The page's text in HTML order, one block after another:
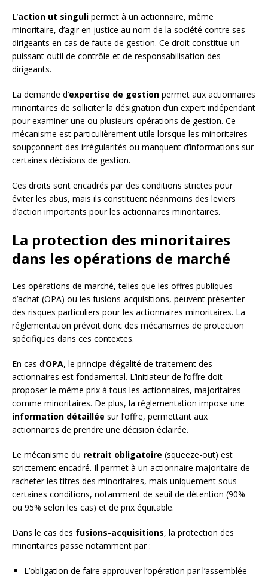
L’action ut singuli permet à un actionnaire, même
minoritaire, d’agir en justice au nom de la société contre ses
dirigeants en cas de faute de gestion. Ce droit constitue un
puissant outil de contrôle et de responsabilisation des
dirigeants.
La demande d’expertise de gestion permet aux actionnaires
minoritaires de solliciter la désignation d’un expert indépendant
pour examiner une ou plusieurs opérations de gestion. Ce
mécanisme est particulièrement utile lorsque les minoritaires
soupçonnent des irrégularités ou manquent d’informations sur
certaines décisions de gestion.
Ces droits sont encadrés par des conditions strictes pour
éviter les abus, mais ils constituent néanmoins des leviers
d’action importants pour les actionnaires minoritaires.
La protection des minoritaires
dans les opérations de marché
Les opérations de marché, telles que les offres publiques
d’achat (OPA) ou les fusions-acquisitions, peuvent présenter
des risques particuliers pour les actionnaires minoritaires. La
réglementation prévoit donc des mécanismes de protection
spécifiques dans ces contextes.
En cas d’OPA, le principe d’égalité de traitement des
actionnaires est fondamental. L’initiateur de l’offre doit
proposer le même prix à tous les actionnaires, majoritaires
comme minoritaires. De plus, la réglementation impose une
information détaillée sur l’offre, permettant aux
actionnaires de prendre une décision éclairée.
Le mécanisme du retrait obligatoire (squeeze-out) est
strictement encadré. Il permet à un actionnaire majoritaire de
racheter les titres des minoritaires, mais uniquement sous
certaines conditions, notamment de seuil de détention (90%
ou 95% selon les cas) et de prix équitable.
Dans le cas des fusions-acquisitions, la protection des
minoritaires passe notamment par :
L’obligation de faire approuver l’opération par l’assemblée